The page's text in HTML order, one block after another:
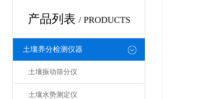
产品列表 / PRODUCTS
土壤养分检测仪器
土壤振动筛分仪
土壤水势测定仪